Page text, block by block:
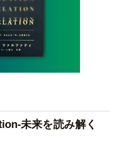
未来を読み解く